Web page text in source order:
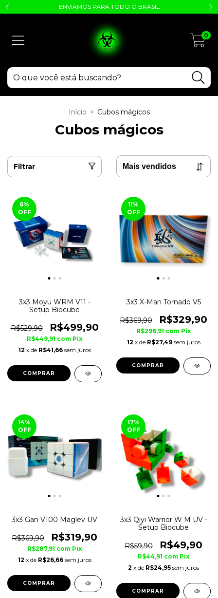
ENVIAMOS PARA TODO O BRASIL
0
Início > Cubos mágicos
Cubos mágicos
Filtrar
6%
OFF
3x3 Moyu WRM V11 -
Setup Biocube
R$529,90 R$499,90
R$449,91 com Pix
12 x de R$41,66 sem juros
COMPRAR
11%
OFF
3x3 X-Man Tornado V5
R$369,90 R$329,90
R$296,91 com Pix
12 x de R$27,49 sem juros
COMPRAR
14%
OFF
3x3 Gan V100 Maglev UV
R$369,90 R$319,90
R$287,91 com Pix
12 x de R$26,66 sem juros
COMPRAR
17%
OFF
3x3 Qiyi Warrior W M UV -
Setup Biocube
R$59,90 R$49,90
R$44,91 com Pix
2 x de R$24,95 sem juros
COMPRAR